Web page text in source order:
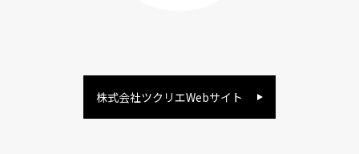
株式会社ツクリエWebサイト